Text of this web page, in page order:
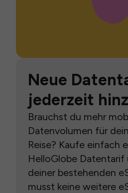
Neue
jederzeit
Brauchst du mehr
Datenvolumen für
Reise? Kaufe einfach
HelloGlobe Datentarif
deiner bestehenden
musst keine weitere